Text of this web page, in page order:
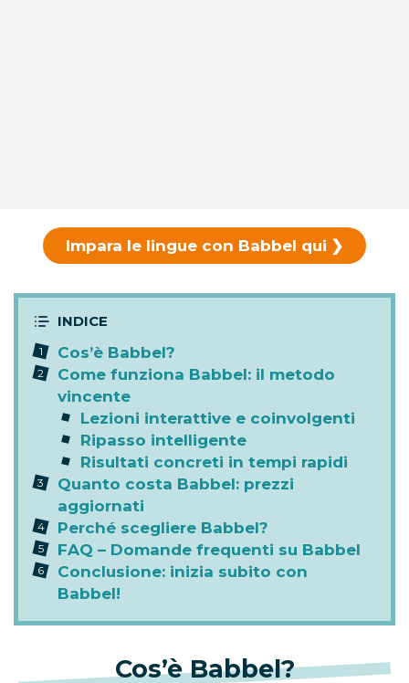
Impara le lingue con Babbel qui
Cos’è Babbel?
Come funziona Babbel: il metodo
vincente
Lezioni interattive e coinvolgenti
Ripasso intelligente
Risultati concreti in tempi rapidi
Quanto costa Babbel: prezzi
aggiornati
Perché scegliere Babbel?
FAQ – Domande frequenti su Babbel
Conclusione: inizia subito con
Babbel!
Cos’è Babbel?